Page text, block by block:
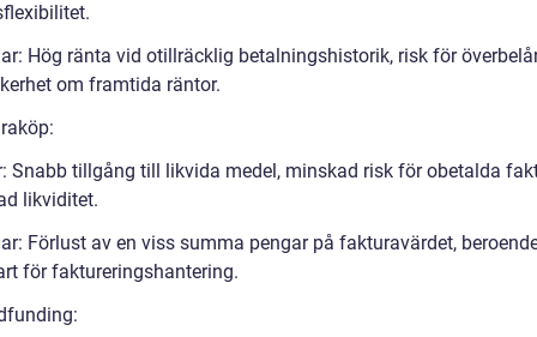
Hög ränta vid otillräcklig betalningshistorik, risk för
om framtida räntor.
Snabb tillgång till likvida medel, minskad risk för obetalda
likviditet.
Förlust av en viss summa pengar på fakturavärdet,
för faktureringshantering.